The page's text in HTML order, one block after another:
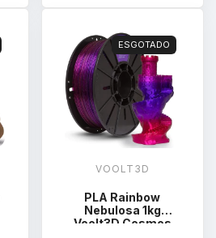
ESGOTADO
VOOLT3D
PLA Rainbow
Nebulosa 1kg
Voolt3D Cosmos